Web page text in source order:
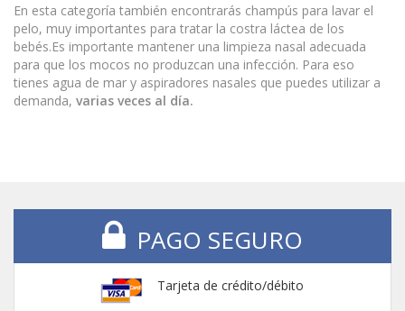
En esta categoría también encontrarás champús para lavar el
pelo, muy importantes para tratar la costra láctea de los
bebés.Es importante mantener una limpieza nasal adecuada
para que los mocos no produzcan una infección. Para eso
tienes agua de mar y aspiradores nasales que puedes utilizar a
demanda, varias veces al día.
PAGO SEGURO
Tarjeta de crédito/débito